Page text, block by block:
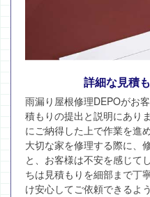
詳細な見積
雨漏り屋根修理DEPOがお
積もりの提出と説明にあり
にご納得した上で作業を進
大切な家を修理する際に、
と、お客様は不安を感じて
ちは見積もりを細部まで丁
け安心してご依頼できるよ